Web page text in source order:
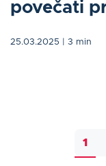
povečati
25.03.2025 | 3 min
1